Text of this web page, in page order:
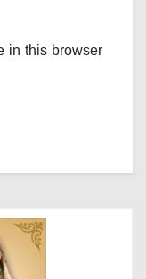
in this browser